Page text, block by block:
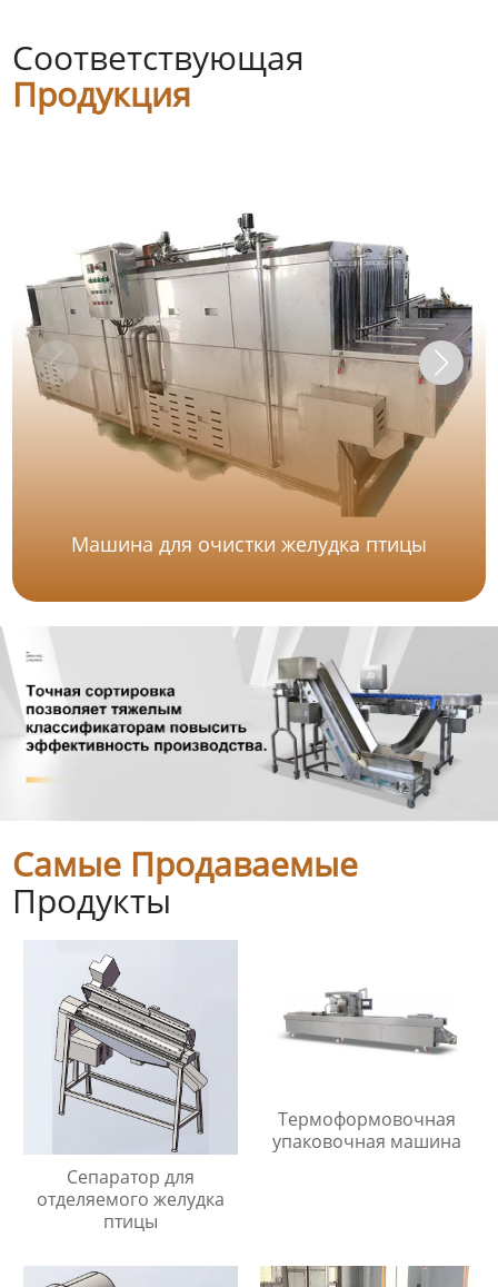
Соответствующая
Продукция
Машина для очистки желудка птицы
Самые Продаваемые
Продукты
Сепаратор для
отделяемого желудка
птицы
Термоформовочная
упаковочная машина